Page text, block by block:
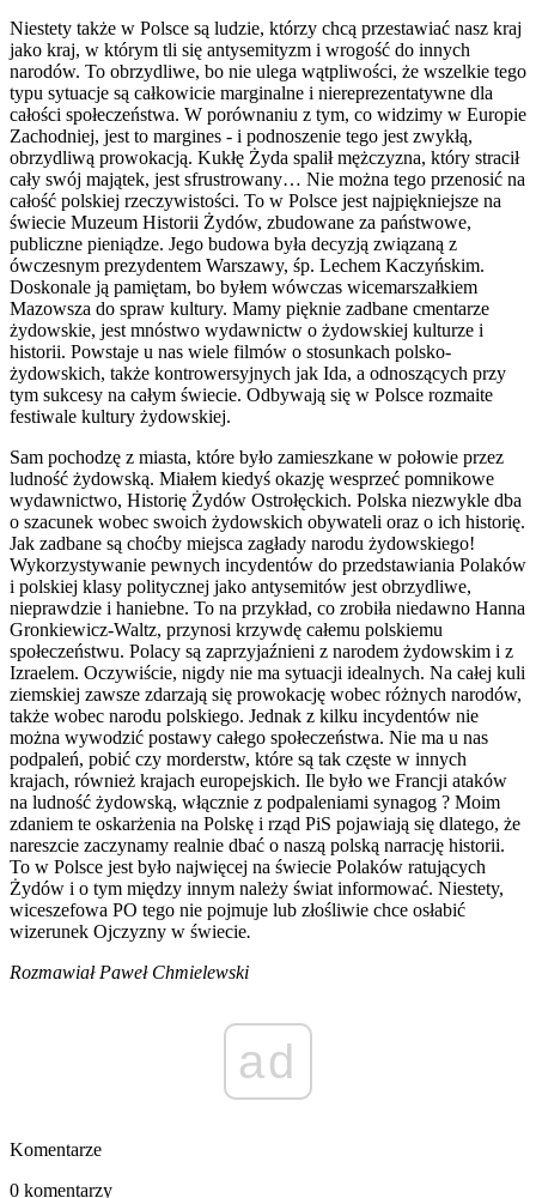
Niestety także w Polsce są ludzie, którzy chcą przestawiać nasz kraj
jako kraj, w którym tli się antysemityzm i wrogość do innych
narodów. To obrzydliwe, bo nie ulega wątpliwości, że wszelkie tego
typu sytuacje są całkowicie marginalne i niereprezentatywne dla
całości społeczeństwa. W porównaniu z tym, co widzimy w Europie
Zachodniej, jest to margines - i podnoszenie tego jest zwykłą,
obrzydliwą prowokacją. Kukłę Żyda spalił mężczyzna, który stracił
cały swój majątek, jest sfrustrowany… Nie można tego przenosić na
całość polskiej rzeczywistości. To w Polsce jest najpiękniejsze na
świecie Muzeum Historii Żydów, zbudowane za państwowe,
publiczne pieniądze. Jego budowa była decyzją związaną z
ówczesnym prezydentem Warszawy, śp. Lechem Kaczyńskim.
Doskonale ją pamiętam, bo byłem wówczas wicemarszałkiem
Mazowsza do spraw kultury. Mamy pięknie zadbane cmentarze
żydowskie, jest mnóstwo wydawnictw o żydowskiej kulturze i
historii. Powstaje u nas wiele filmów o stosunkach polsko-
żydowskich, także kontrowersyjnych jak Ida, a odnoszących przy
tym sukcesy na całym świecie. Odbywają się w Polsce rozmaite
festiwale kultury żydowskiej.
Sam pochodzę z miasta, które było zamieszkane w połowie przez
ludność żydowską. Miałem kiedyś okazję wesprzeć pomnikowe
wydawnictwo, Historię Żydów Ostrołęckich. Polska niezwykle dba
o szacunek wobec swoich żydowskich obywateli oraz o ich historię.
Jak zadbane są choćby miejsca zagłady narodu żydowskiego!
Wykorzystywanie pewnych incydentów do przedstawiania Polaków
i polskiej klasy politycznej jako antysemitów jest obrzydliwe,
nieprawdzie i haniebne. To na przykład, co zrobiła niedawno Hanna
Gronkiewicz-Waltz, przynosi krzywdę całemu polskiemu
społeczeństwu. Polacy są zaprzyjaźnieni z narodem żydowskim i z
Izraelem. Oczywiście, nigdy nie ma sytuacji idealnych. Na całej kuli
ziemskiej zawsze zdarzają się prowokację wobec różnych narodów,
także wobec narodu polskiego. Jednak z kilku incydentów nie
można wywodzić postawy całego społeczeństwa. Nie ma u nas
podpaleń, pobić czy morderstw, które są tak częste w innych
krajach, również krajach europejskich. Ile było we Francji ataków
na ludność żydowską, włącznie z podpaleniami synagog ? Moim
zdaniem te oskarżenia na Polskę i rząd PiS pojawiają się dlatego, że
nareszcie zaczynamy realnie dbać o naszą polską narrację historii.
To w Polsce jest było najwięcej na świecie Polaków ratujących
Żydów i o tym między innym należy świat informować. Niestety,
wiceszefowa PO tego nie pojmuje lub złośliwie chce osłabić
wizerunek Ojczyzny w świecie.
Rozmawiał Paweł Chmielewski
ad
Komentarze
0 komentarzy